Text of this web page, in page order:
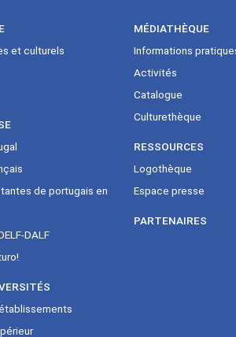
et culturels
de portugais en
DALF
MÉDIATHÈQUE
Informations
Activités
Catalogue
Culturethèque
RESSOURCES
Logothèque
Espace presse
PARTENAIRES